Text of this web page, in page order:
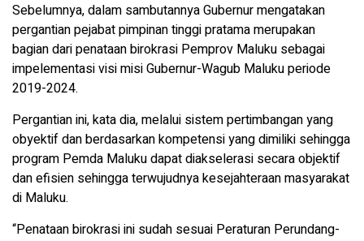
Sebelumnya, dalam sambutannya Gubernur mengatakan
pergantian pejabat pimpinan tinggi pratama merupakan
bagian dari penataan birokrasi Pemprov Maluku sebagai
impelementasi visi misi Gubernur-Wagub Maluku periode
2019-2024.
Pergantian ini, kata dia, melalui sistem pertimbangan yang
obyektif dan berdasarkan kompetensi yang dimiliki sehingga
program Pemda Maluku dapat diakselerasi secara objektif
dan efisien sehingga terwujudnya kesejahteraan masyarakat
di Maluku.
“Penataan birokrasi ini sudah sesuai Peraturan Perundang-